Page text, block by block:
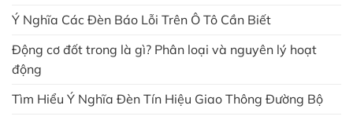
Ý Nghĩa Các Đèn Báo Lỗi Trên Ô Tô Cần Biết
Động cơ đốt trong là gì? Phân loại và nguyên lý hoạt
động
Tìm Hiểu Ý Nghĩa Đèn Tín Hiệu Giao Thông Đường Bộ